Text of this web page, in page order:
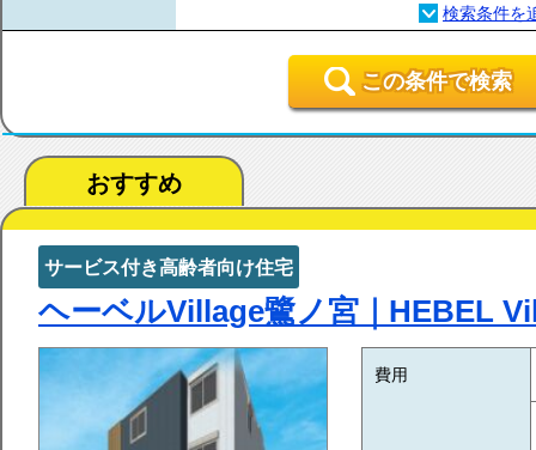
この条件で検索
おすすめ
サービス付き高齢者向け住宅
ヘーベルVillage鷺ノ宮｜HEBEL
費用